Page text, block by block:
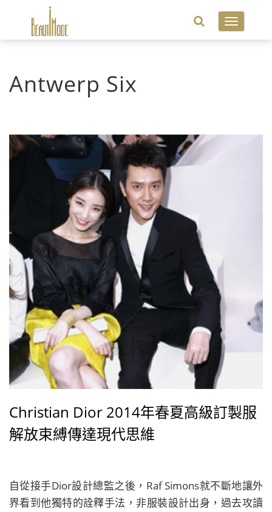
Toggle
Antwerp Six
Christian Dior 2014年春夏高級訂製服
解放束縛傳達現代思維
自從接手Dior設計總監之後，Raf Simons就不斷地讓外
界看到他獨特的詮釋手法，非服裝設計出身，過去攻讀